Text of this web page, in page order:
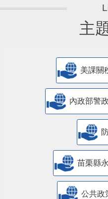
主
美課關
內政部警
苗栗縣
公共政